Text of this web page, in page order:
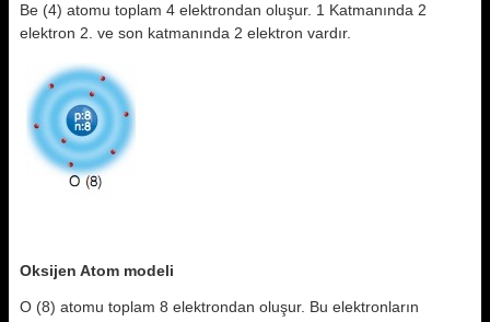
Be (4) atomu toplam 4 elektrondan oluşur. 1 Katmanında 2
elektron 2. ve son katmanında 2 elektron vardır.
Oksijen Atom modeli
O (8) atomu toplam 8 elektrondan oluşur. Bu elektronların